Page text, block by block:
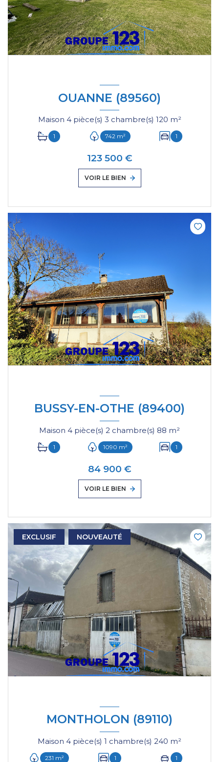
OUANNE (89560)
Maison 4 pièce(s) 3 chambre(s) 120 m²
1 742 m² 1
123 500 €
VOIR LE BIEN
BUSSY-EN-OTHE (89400)
Maison 4 pièce(s) 2 chambre(s) 88 m²
1 1090 m² 1
84 900 €
VOIR LE BIEN
EXCLUSIF NOUVEAUTÉ
MONTHOLON (89110)
Maison 4 pièce(s) 1 chambre(s) 240 m²
231 m² 1 1